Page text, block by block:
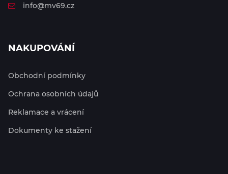
info@mv69.cz
NAKUPOVÁNÍ
Obchodní podmínky
Ochrana osobních údajů
Reklamace a vrácení
Dokumenty ke stažení